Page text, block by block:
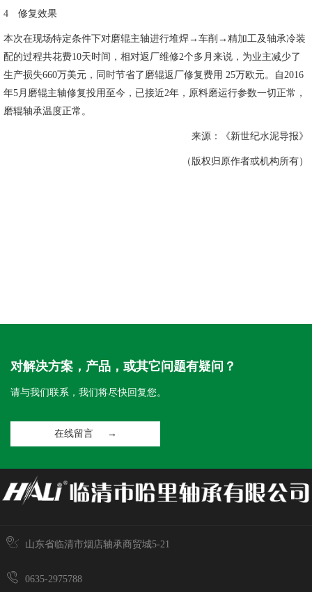
4 修复效果
本次在现场特定条件下对磨辊主轴进行堆焊→车削→精加工及轴承冷装
配的过程共花费10天时间，相对返厂维修2个多月来说，为业主减少了
生产损失660万美元，同时节省了磨辊返厂修复费用 25万欧元。自2016
年5月磨辊主轴修复投用至今，已接近2年，原料磨运行参数一切正常，
磨辊轴承温度正常。
来源：《新世纪水泥导报》
（版权归原作者或机构所有）
对解决方案，产品，或其它问题有疑问？
请与我们联系，我们将尽快回复您。
在线留言 →
山东省临清市烟店轴承商贸城5-21
0635-2975788